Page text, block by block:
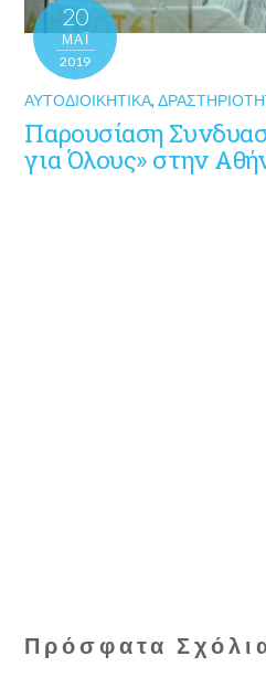
20
ΜΑΪ́
2019
ΑΥΤΟΔΙΟΙΚΗΤΙΚΆ,
Παρουσίαση
για Όλους» στην
Πρόσφατα